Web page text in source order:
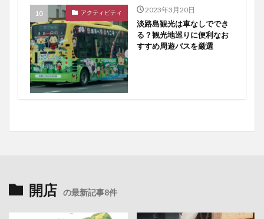
アクティビティ 2023年3月20日
淡路島観光は車なしででき
る？観光地巡りに便利なお
すすめ周遊バスを厳選
開店 の最新記事8件